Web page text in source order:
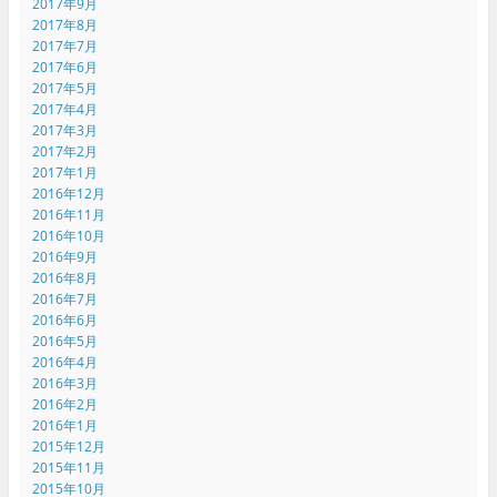
2017年9月
2017年8月
2017年7月
2017年6月
2017年5月
2017年4月
2017年3月
2017年2月
2017年1月
2016年12月
2016年11月
2016年10月
2016年9月
2016年8月
2016年7月
2016年6月
2016年5月
2016年4月
2016年3月
2016年2月
2016年1月
2015年12月
2015年11月
2015年10月